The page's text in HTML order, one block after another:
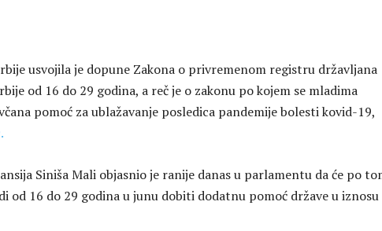
usvojila je dopune Zakona o privremenom registru državljana
od 16 do 29 godina, a reč je o zakonu po kojem se mladima
pomoć za ublažavanje posledica pandemije bolesti kovid-19,
Siniša Mali objasnio je ranije danas u parlamentu da će po
od 16 do 29 godina u junu dobiti dodatnu pomoć države u iznosu